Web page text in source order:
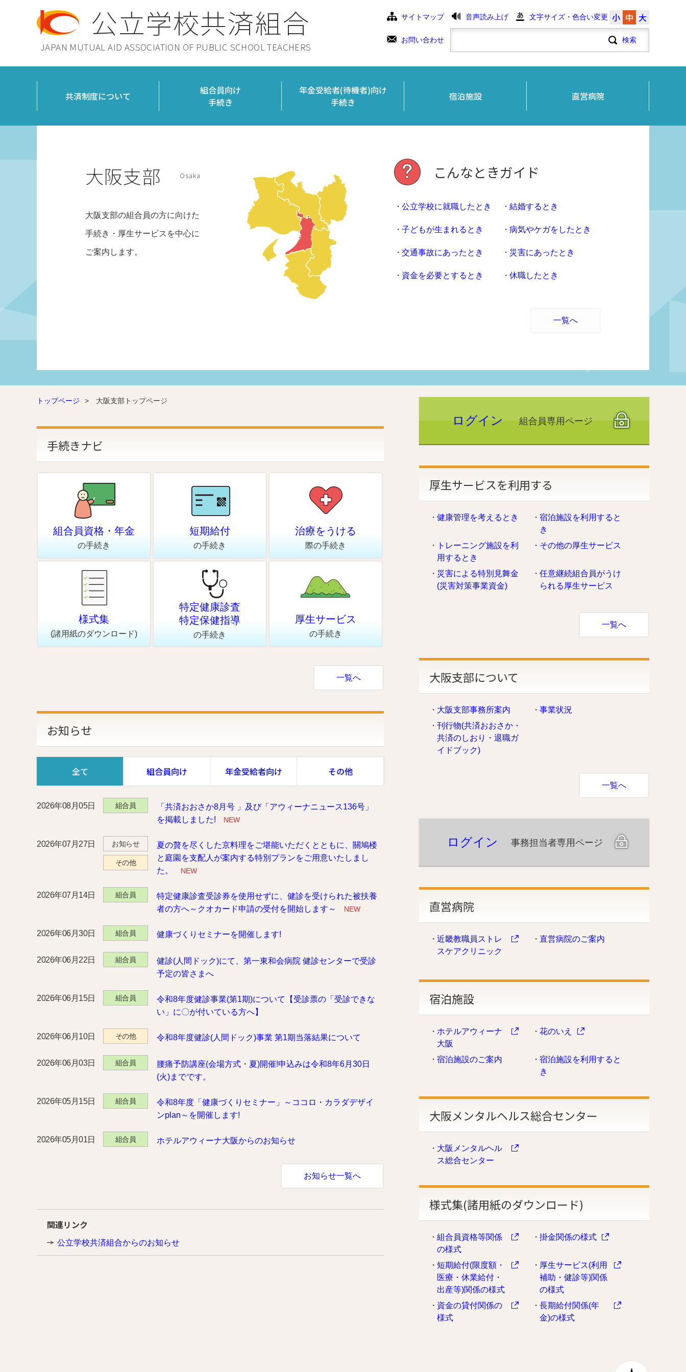
公立学校共済組合
JAPAN MUTUAL AID ASSOCIATION OF PUBLIC SCHOOL TEACHERS
サイトマップ 音声読み上げ 文字サイズ・色合い変更 小 中 大
お問い合わせ
共済制度について
組合員向け
手続き
年金受給者(待機者)向け
手続き
宿泊施設 直営病院
大阪支部 Osaka
大阪支部の組合員の方に向けた
手続き・厚生サービスを中心に
ご案内します。
こんなときガイド
公立学校に就職したとき 結婚するとき
子どもが生まれるとき 病気やケガをしたとき
交通事故にあったとき 災害にあったとき
資金を必要とするとき 休職したとき
一覧へ
トップページ > 大阪支部トップページ
ログイン
厚生サービスを利用する
健康管理を考えるとき
宿泊施設を利用すると
き
トレーニング施設を利
用するとき
その他の厚生サービス
災害による特別見舞金
(災害対策事業資金)
任意継続組合員がうけ
られる厚生サービス
一覧へ
大阪支部について
大阪支部事務所案内
事業状況
刊行物(共済おおさか・
共済のしおり・退職ガ
イドブック)
一覧へ
ログイン
直営病院
近畿教職員ストレ
スケアクリニック
直営病院のご案内
宿泊施設
ホテルアウィーナ
大阪
花のいえ
宿泊施設のご案内
宿泊施設を利用すると
き
大阪メンタルヘルス総合センター
大阪メンタルヘル
ス総合センター
様式集(諸用紙のダウンロード)
組合員資格等関係
の様式
掛金関係の様式
短期給付(限度額・
医療・休業給付・
出産等)関係の様式
厚生サービス(利用
補助・健診等)関係
の様式
資金の貸付関係の
様式
長期給付関係(年
金)の様式
手続きナビ
組合員資格・年金
の手続き
短期給付
の手続き
治療をうける
際の手続き
様式集
(諸用紙のダウンロード)
特定健康診査
特定保健指導
の手続き
厚生サービス
の手続き
一覧へ
お知らせ
全て 組合員向け 年金受給者向け その他
2026年08月05日 組合員
「共済おおさか8月号 」及び「アウィーナニュース136号」
を掲載しました!
NEW
2026年07月27日 お知らせ
その他
夏の贅を尽くした京料理をご堪能いただくとともに、關鳩楼
と庭園を支配人が案内する特別プランをご用意いたしまし
た。
NEW
2026年07月14日 組合員
特定健康診査受診券を使用せずに、健診を受けられた被扶養
者の方へ～クオカード申請の受付を開始します～
NEW
2026年06月30日 組合員 健康づくりセミナーを開催します!
2026年06月22日 組合員
健診(人間ドック)にて、第一東和会病院 健診センターで受診
予定の皆さまへ
2026年06月15日 組合員
令和8年度健診事業(第1期)について【受診票の「受診できな
い」に〇が付いている方へ】
2026年06月10日 その他 令和8年度健診(人間ドック)事業 第1期当落結果について
2026年06月03日 組合員
腰痛予防講座(会場方式・夏)開催!申込みは令和8年6月30日
(火)までです。
2026年05月15日 組合員
令和8年度「健康づくりセミナー」～ココロ・カラダデザイ
ンplan～を開催します!
2026年05月01日 組合員 ホテルアウィーナ大阪からのお知らせ
お知らせ一覧へ
関連リンク
公立学校共済組合からのお知らせ